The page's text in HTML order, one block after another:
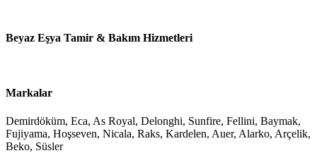
Beyaz Eşya Tamir & Bakım Hizmetleri
Markalar
Demirdöküm, Eca, As Royal, Delonghi, Sunfire, Fellini, Baymak,
Fujiyama, Hoşseven, Nicala, Raks, Kardelen, Auer, Alarko, Arçelik,
Beko, Süsler